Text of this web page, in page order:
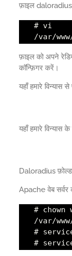
फ़ाइल
# vi
/var/
फ़ाइल को अपने
कॉन्फ़िगर करें।
यहाँ हमारे
यहाँ हमारे
Daloradius
Apache वेब सर्वर
# chown
/var/
#
#